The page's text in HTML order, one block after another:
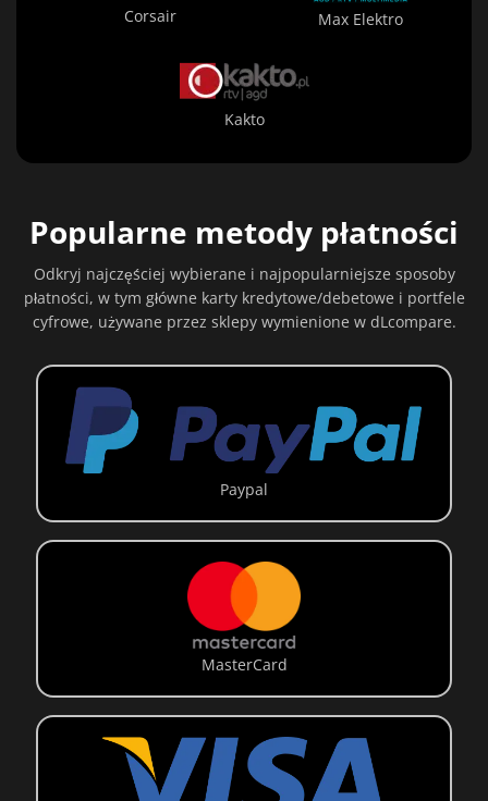
Corsair Max Elektro
Kakto
Popularne metody płatności
Odkryj najczęściej wybierane i najpopularniejsze sposoby
płatności, w tym główne karty kredytowe/debetowe i portfele
cyfrowe, używane przez sklepy wymienione w dLcompare.
Paypal
MasterCard